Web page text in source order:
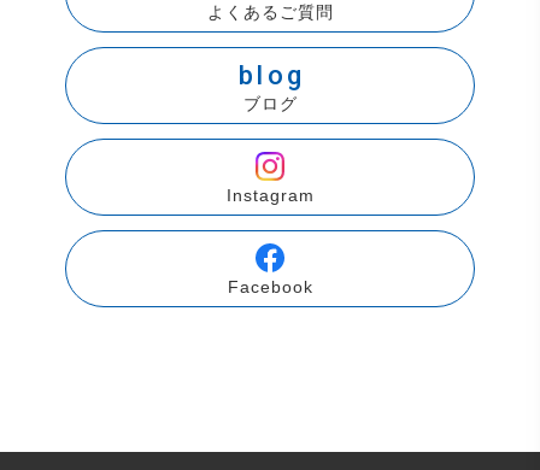
よくあるご質問
blog
ブログ
Instagram
Facebook